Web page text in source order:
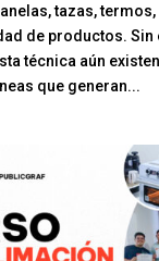
tazas,
de productos. Sin
técnica aún
que generan...